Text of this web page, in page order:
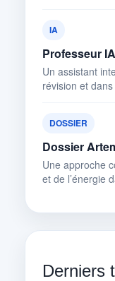
IA
Professeur
Un assistant
révision et
DOSSIER
Dossier
Une approche
et de l’énergie
Derniers